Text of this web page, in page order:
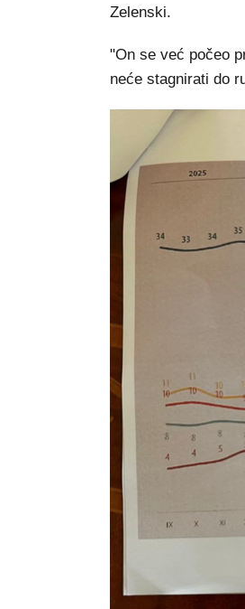
Zelenski.
"On se već počeo
neće stagnirati do